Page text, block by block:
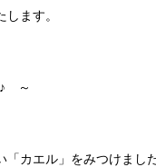
ます。
～
「カエル」をみつけまし